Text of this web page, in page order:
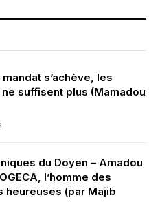
mandat s’achève, les
suffisent plus (Mamadou
du Doyen – Amadou
l’homme des
heureuses (par Majib